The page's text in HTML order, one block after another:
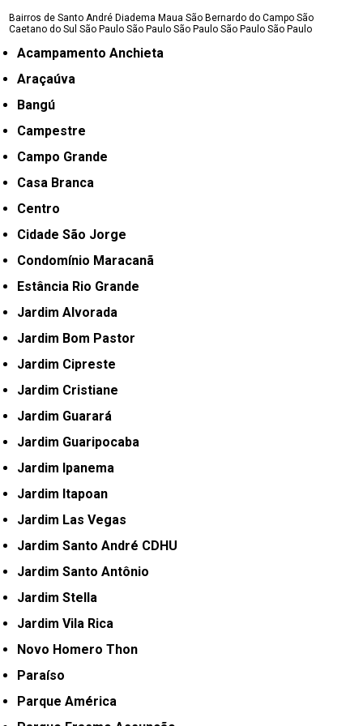
Bairros de Santo André Diadema Maua São Bernardo do Campo São
Caetano do SulSão Paulo São Paulo São Paulo São Paulo São Paulo
Acampamento Anchieta
Araçaúva
Bangú
Campestre
Campo Grande
Casa Branca
Centro
Cidade São Jorge
Condomínio Maracanã
Estância Rio Grande
Jardim Alvorada
Jardim Bom Pastor
Jardim Cipreste
Jardim Cristiane
Jardim Guarará
Jardim Guaripocaba
Jardim Ipanema
Jardim Itapoan
Jardim Las Vegas
Jardim Santo André CDHU
Jardim Santo Antônio
Jardim Stella
Jardim Vila Rica
Novo Homero Thon
Paraíso
Parque América